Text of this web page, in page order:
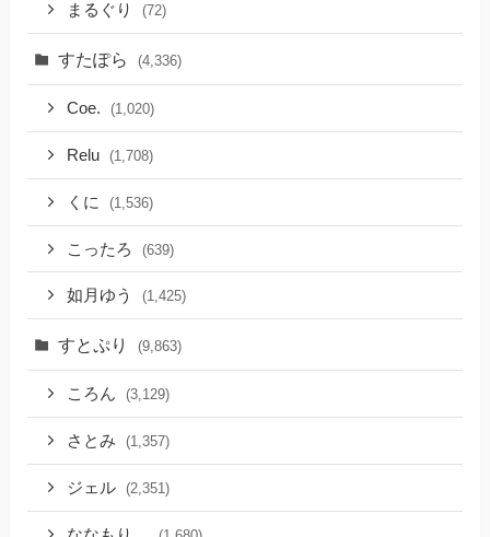
まるぐり (72)
すたぽら (4,336)
Coe. (1,020)
Relu (1,708)
くに (1,536)
こったろ (639)
如月ゆう (1,425)
すとぷり (9,863)
ころん (3,129)
さとみ (1,357)
ジェル (2,351)